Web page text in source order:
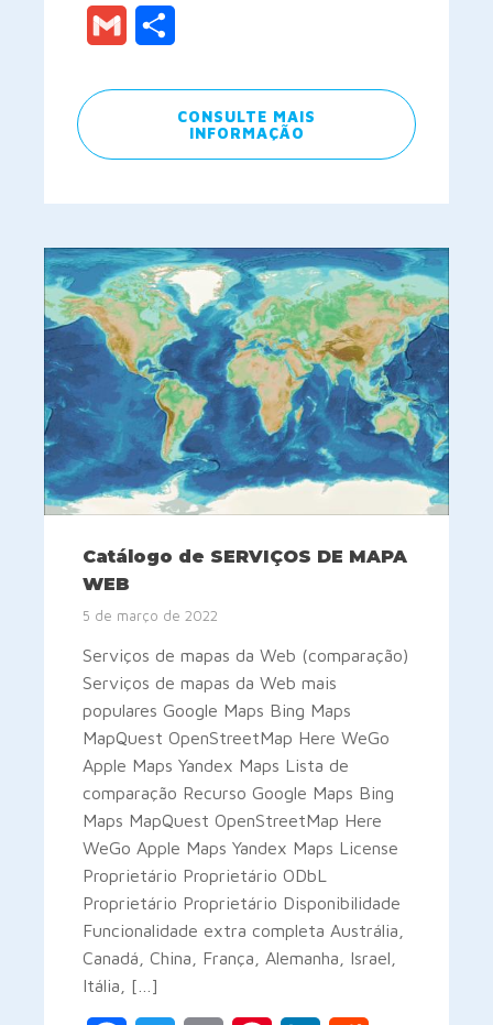
Gmail
CONSULTE MAIS
INFORMAÇÃO
Catálogo de SERVIÇOS DE MAPA
WEB
5 de março de 2022
Serviços de mapas da Web (comparação)
Serviços de mapas da Web mais
populares Google Maps Bing Maps
MapQuest OpenStreetMap Here WeGo
Apple Maps Yandex Maps Lista de
comparação Recurso Google Maps Bing
Maps MapQuest OpenStreetMap Here
WeGo Apple Maps Yandex Maps License
Proprietário Proprietário ODbL
Proprietário Proprietário Disponibilidade
Funcionalidade extra completa Austrália,
Canadá, China, França, Alemanha, Israel,
Itália, […]